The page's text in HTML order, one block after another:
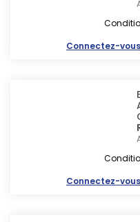
Connectez-vous
Connectez-vous